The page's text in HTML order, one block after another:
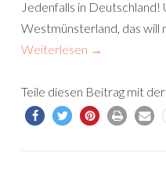
Jedenfalls in Deutschland!
Westmünsterland, das will
Weiterlesen →
Teile diesen Beitrag mit